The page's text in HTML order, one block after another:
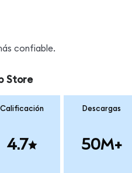
confiable.
Store
Calificación
4.7
Descargas
50M+